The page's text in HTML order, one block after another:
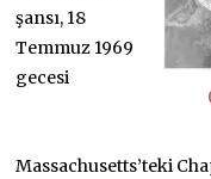
şansı, 18
Temmuz 1969
gecesi
Massachusetts’teki